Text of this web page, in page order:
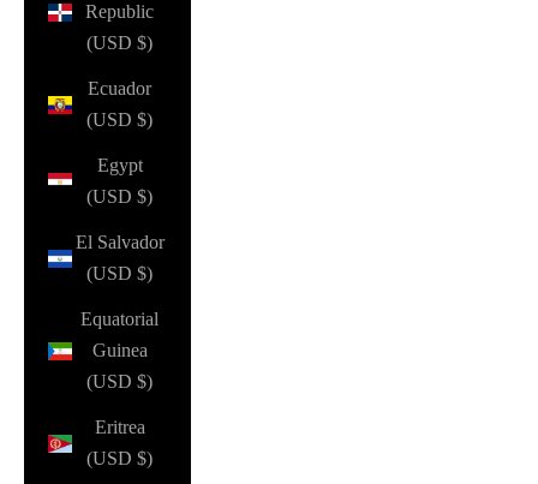
Republic
(USD $)
Ecuador
(USD $)
Egypt
(USD $)
El Salvador
(USD $)
Equatorial
Guinea
(USD $)
Eritrea
(USD $)